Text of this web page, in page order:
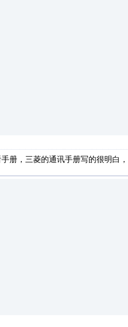
册，三菱的通讯手册写的很明白